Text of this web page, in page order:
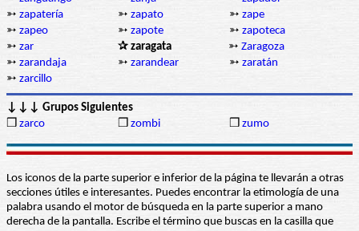
➳ zapatería ➳ zapato ➳ zape
➳ zapeo ➳ zapote ➳ zapoteca
➳ zar ✰ zaragata ➳ Zaragoza
➳ zarandaja ➳ zarandear ➳ zaratán
➳ zarcillo
↓↓↓ Grupos Siguientes
❒ zarco ❒ zombi ❒ zumo
Los iconos de la parte superior e inferior de la página te llevarán a otras
secciones útiles e interesantes. Puedes encontrar la etimología de una
palabra usando el motor de búsqueda en la parte superior a mano
derecha de la pantalla. Escribe el término que buscas en la casilla que